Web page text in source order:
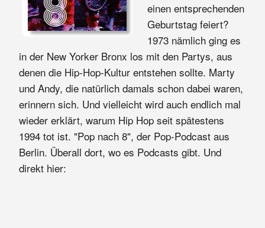
einen entsprechenden
Geburtstag feiert?
1973 nämlich ging es
in der New Yorker Bronx los mit den Partys, aus
denen die Hip-Hop-Kultur entstehen sollte. Marty
und Andy, die natürlich damals schon dabei waren,
erinnern sich. Und vielleicht wird auch endlich mal
wieder erklärt, warum Hip Hop seit spätestens
1994 tot ist. "Pop nach 8", der Pop-Podcast aus
Berlin. Überall dort, wo es Podcasts gibt. Und
direkt hier: